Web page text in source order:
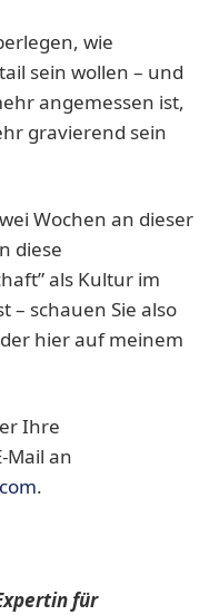
wie
sein wollen – und
angemessen ist,
gravierend sein
Wochen an dieser
diese
als Kultur im
– schauen Sie also
hier auf meinem
Ihre
Mail an
.
für